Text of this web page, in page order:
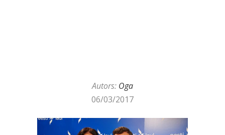
Autors: Oga
06/03/2017